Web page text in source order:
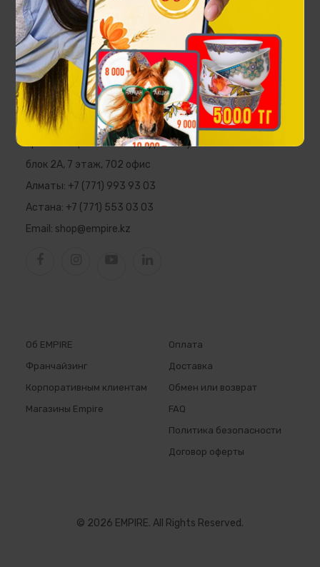
EMPIRE
Республика Казахстан, г. Алматы,
пр. Аль-Фараби, 5 ПФЦ "Нурлы Тау",
блок 2А, 7 этаж, 702 офис
Алматы: +7 (771) 993 93 03
Астана: +7 (771) 553 03 03
Email: shop@empire.kz
Об EMPIRE
Франчайзинг
Корпоративным клиентам
Магазины Empire
Оплата
Доставка
Обмен или возврат
FAQ
Политика безопасности
Договор оферты
© 2026 EMPIRE. All Rights Reserved.